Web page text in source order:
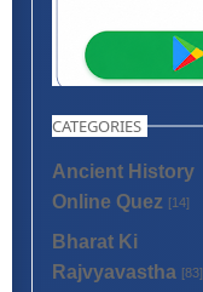
CATEGORIES
Ancient History
Online Quez [14]
Bharat Ki
Rajvyavastha [83]